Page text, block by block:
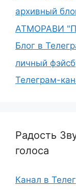
архивный
АТМОРАВИ
Блог в
личный
Телеграм-
Радость
голоса
Канал в